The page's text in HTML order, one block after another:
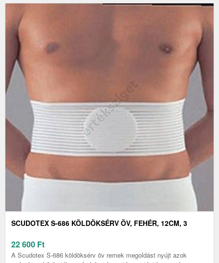
SCUDOTEX S-686 KÖLDÖKSÉRV ÖV, FEHÉR, 12CM, 3
22 600 Ft
A Scudotex S-686 köldöksérv öv remek megoldást nyújt azok